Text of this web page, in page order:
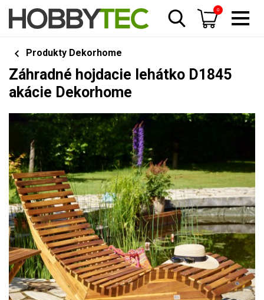
0
Produkty Dekorhome
Záhradné hojdacie lehátko D1845
akácie Dekorhome